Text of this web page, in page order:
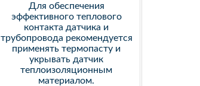
Для обеспечения
эффективного теплового
контакта датчика и
трубопровода рекомендуется
применять термопасту и
укрывать датчик
теплоизоляционным
материалом.